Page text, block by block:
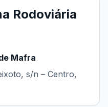
Rodoviária
Mafra
s/n – Centro,